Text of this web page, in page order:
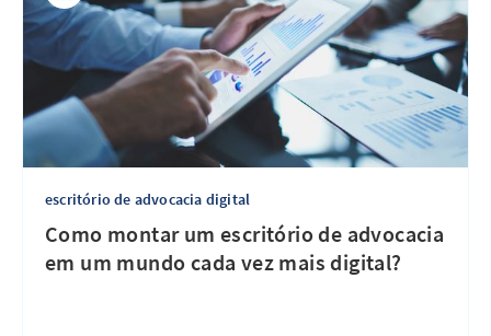
escritório de advocacia digital
Como montar um escritório de advocacia
em um mundo cada vez mais digital?